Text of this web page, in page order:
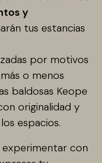
y
tus estancias
por motivos
o menos
baldosas Keope
originalidad y
espacios.
experimentar con